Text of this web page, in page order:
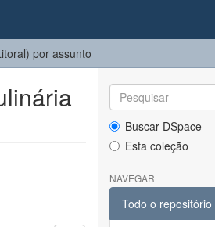
por assunto
Buscar DSpace
Esta coleção
NAVEGAR
Todo o repositório